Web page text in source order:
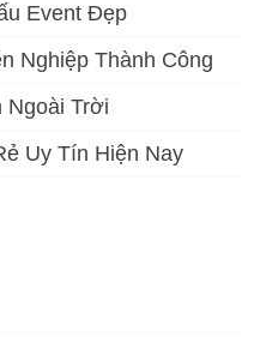
Event Đẹp
Nghiệp Thành Công
Ngoài Trời
Uy Tín Hiện Nay